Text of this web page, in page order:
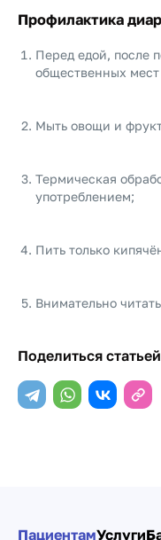
Профилактика
Перед едой, после
общественных
Мыть овощи и
Термическая
употреблением;
Пить только
Внимательно
Поделиться статьей
ПациентамУслуги